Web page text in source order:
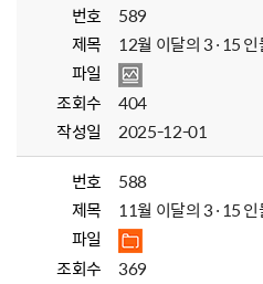
번호
589
제목
12월 이달의 3·15
파일
조회수
404
작성일
2025-12-01
번호
588
제목
11월 이달의 3·15
파일
조회수
369